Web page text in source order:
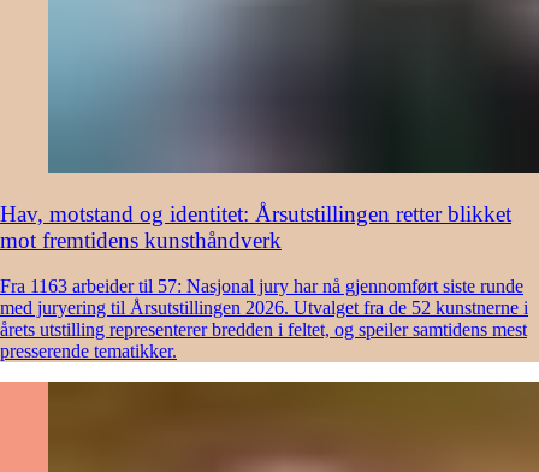
Hav, motstand og identitet: Årsutstillingen retter blikket
mot fremtidens kunsthåndverk
Fra 1163 arbeider til 57: Nasjonal jury har nå gjennomført siste runde
med juryering til Årsutstillingen 2026. Utvalget fra de 52 kunstnerne i
årets utstilling representerer bredden i feltet, og speiler samtidens mest
presserende tematikker.